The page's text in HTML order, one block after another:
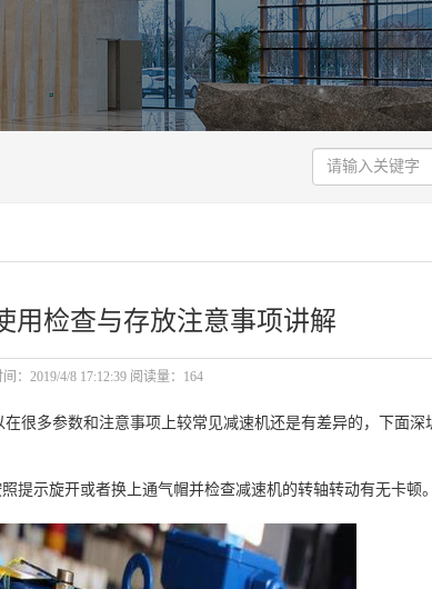
用检查与存放注意事项讲解
：2019/4/8 17:12:39 阅读量：164
很多参数和注意事项上较常见减速机还是有差异的，下面深
示旋开或者换上通气帽并检查减速机的转轴转动有无卡顿。